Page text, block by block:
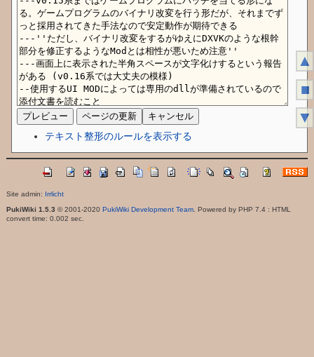
テキスト整形のルールを表示する
Site admin: Irrlicht
PukiWiki 1.5.3 © 2001-2020 PukiWiki Development Team. Powered by PHP 7.4 : HTML
convert time: 0.002 sec.
▲
■
▼